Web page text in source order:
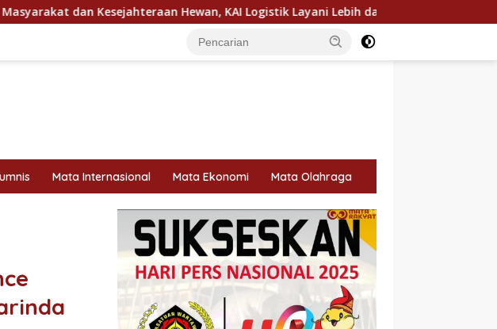
Hewan, KAI Logistik Layani Lebih dari 90 Ribu Hewan Peliharaan pada Semester I 2026
Mata Internasional Mata Ekonomi Mata Olahraga